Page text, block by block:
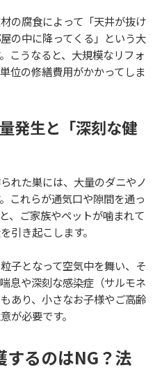
の腐食によって「天井が抜け
の中に降ってくる」という大
こうなると、大規模なリフォ
位の修繕費用がかかってしま
発生と「深刻な健
れた巣には、大量のダニやノ
これらが通気口や隙間を通っ
、ご家族やペットが噛まれて
引き起こします。
子となって空気中を舞い、そ
息や深刻な感染症（サルモネ
あり、小さなお子様やご高齢
が必要です。
するのはNG？法